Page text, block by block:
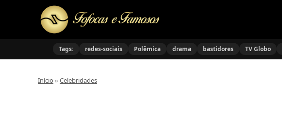
Tags: redes-sociais Polêmica drama bastidores TV Globo
Início » Celebridades